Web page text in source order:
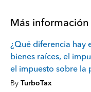
Más
¿Qué diferencia hay
bienes raíces, el
el impuesto sobre la
By TurboTax